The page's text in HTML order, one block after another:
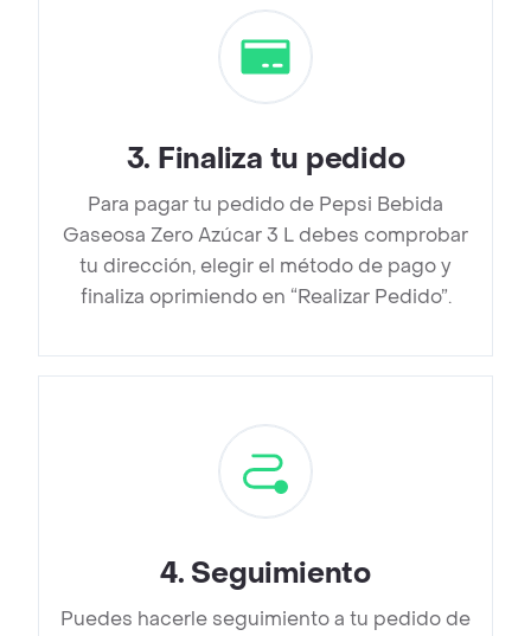
3. Finaliza tu pedido
Para pagar tu pedido de Pepsi Bebida
Gaseosa Zero Azúcar 3 L debes comprobar
tu dirección, elegir el método de pago y
finaliza oprimiendo en “Realizar Pedido”.
4. Seguimiento
Puedes hacerle seguimiento a tu pedido de